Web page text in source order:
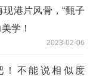
现港片风骨，“甄子
学！
2023-02-06
！不能说相似度